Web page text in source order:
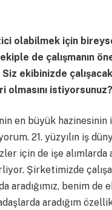
olabilmek için
de çalışmanın
ekibinizde
olmasını istiyorsunuz?
en büyük hazinesinin
21. yüzyılın iş
için de işe alımlarda
Şirketimizde
aradığımız, benim de
aradığım